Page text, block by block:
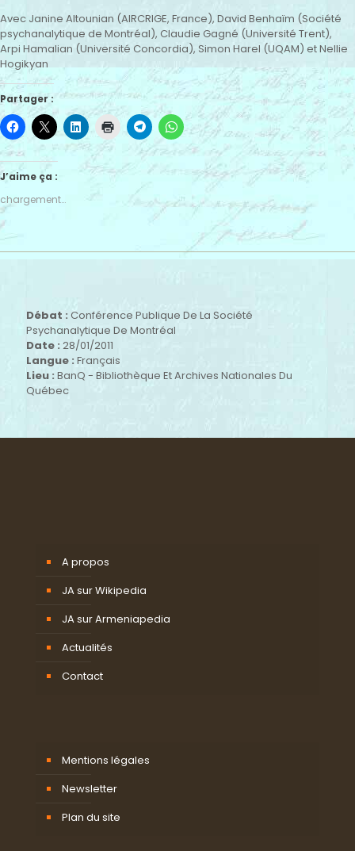
Avec Janine Altounian (AIRCRIGE, France), David Benhaïm (Société
psychanalytique de Montréal), Claudie Gagné (Université Trent),
Arpi Hamalian (Université Concordia), Simon Harel (UQAM) et Nellie
Hogikyan
Partager :
J’aime ça :
chargement…
Débat : Conférence Publique De La Société
Psychanalytique De Montréal
Date : 28/01/2011
Langue : Français
Lieu : BanQ - Bibliothèque Et Archives Nationales Du
Québec
A propos
JA sur Wikipedia
JA sur Armeniapedia
Actualités
Contact
Mentions légales
Newsletter
Plan du site